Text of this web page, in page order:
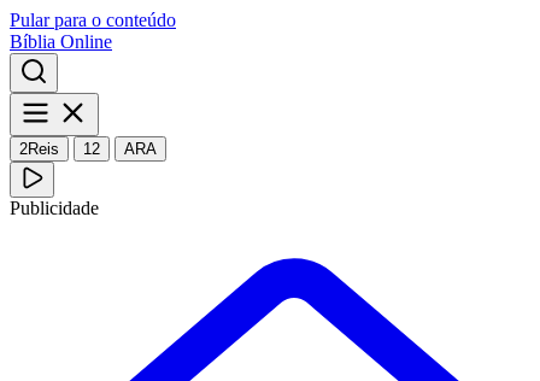
Pular para o conteúdo
Bíblia Online
2Reis 12 ARA
Publicidade